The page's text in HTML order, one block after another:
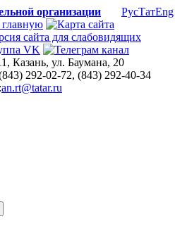
организации РусТатEng
Казань, ул. Баумана, 20
292-02-72, (843) 292-40-34
an.rt@tatar.ru